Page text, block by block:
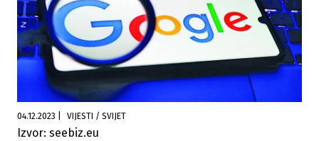
04.12.2023 VIJESTI / SVIJET
Izvor: seebiz.eu